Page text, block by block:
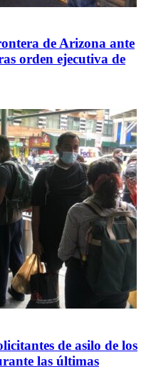
de Arizona ante
orden ejecutiva de
de asilo de los
las últimas